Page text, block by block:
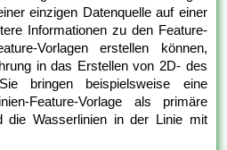
einzigen Datenquelle auf einer
Informationen zu den Feature-
Vorlagen erstellen können,
in das Erstellen von 2D- des
bringen beispielsweise eine
Feature-Vorlage als primäre
die Wasserlinien in der Linie mit